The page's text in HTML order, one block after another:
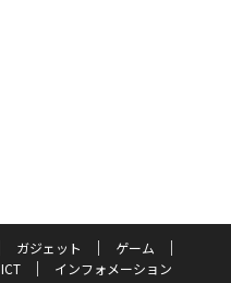
ガジェット
ゲーム
ICT インフォメーション